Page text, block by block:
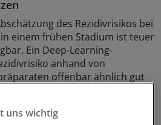
des Rezidivrisikos bei
einem frühen Stadium ist teuer
Ein Deep-Learning-
anhand von
offenbar ähnlich gut
uns wichtig